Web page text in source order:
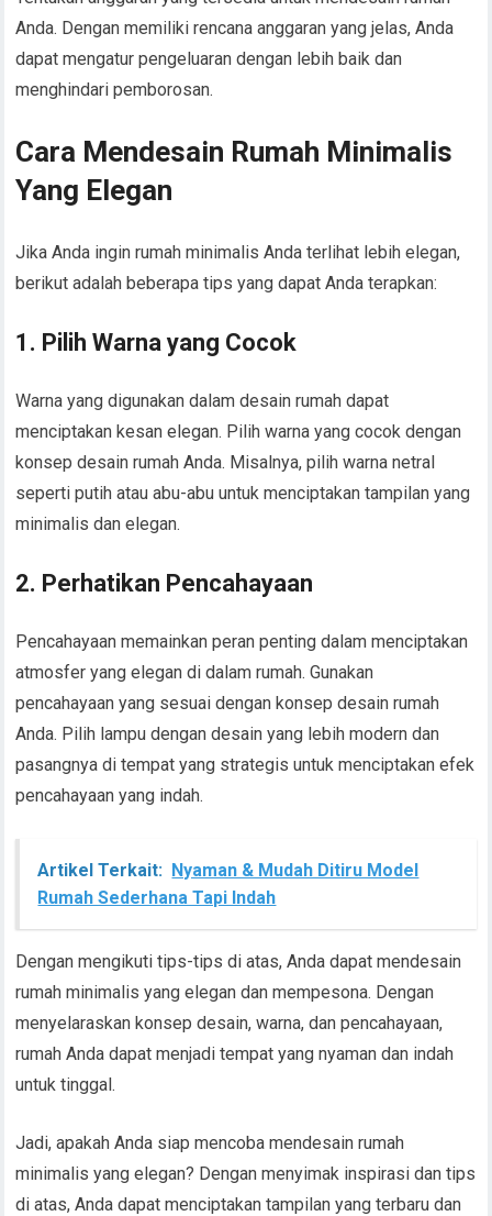
Anda. Dengan memiliki rencana anggaran yang jelas, Anda
dapat mengatur pengeluaran dengan lebih baik dan
menghindari pemborosan.
Cara Mendesain Rumah Minimalis
Yang Elegan
Jika Anda ingin rumah minimalis Anda terlihat lebih elegan,
berikut adalah beberapa tips yang dapat Anda terapkan:
1. Pilih Warna yang Cocok
Warna yang digunakan dalam desain rumah dapat
menciptakan kesan elegan. Pilih warna yang cocok dengan
konsep desain rumah Anda. Misalnya, pilih warna netral
seperti putih atau abu-abu untuk menciptakan tampilan yang
minimalis dan elegan.
2. Perhatikan Pencahayaan
Pencahayaan memainkan peran penting dalam menciptakan
atmosfer yang elegan di dalam rumah. Gunakan
pencahayaan yang sesuai dengan konsep desain rumah
Anda. Pilih lampu dengan desain yang lebih modern dan
pasangnya di tempat yang strategis untuk menciptakan efek
pencahayaan yang indah.
Artikel Terkait: Nyaman & Mudah Ditiru Model
Rumah Sederhana Tapi Indah
Dengan mengikuti tips-tips di atas, Anda dapat mendesain
rumah minimalis yang elegan dan mempesona. Dengan
menyelaraskan konsep desain, warna, dan pencahayaan,
rumah Anda dapat menjadi tempat yang nyaman dan indah
untuk tinggal.
Jadi, apakah Anda siap mencoba mendesain rumah
minimalis yang elegan? Dengan menyimak inspirasi dan tips
di atas, Anda dapat menciptakan tampilan yang terbaru dan